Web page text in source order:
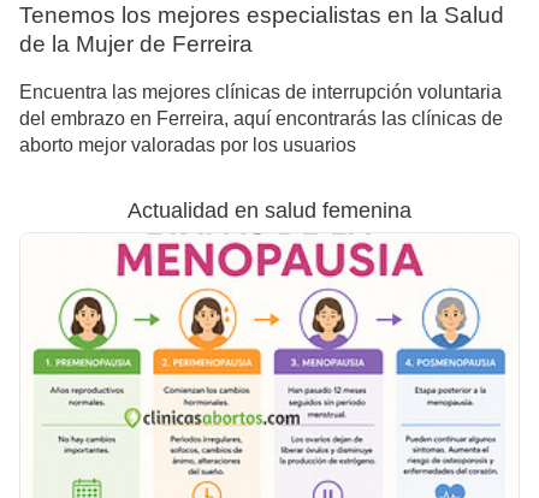
Tenemos los mejores especialistas en la Salud
de la Mujer de Ferreira
Encuentra las mejores clínicas de interrupción voluntaria
del embrazo en Ferreira, aquí encontrarás las clínicas de
aborto mejor valoradas por los usuarios
Actualidad en salud femenina